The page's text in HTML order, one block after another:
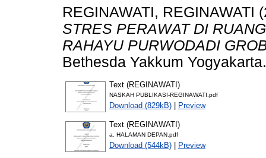
REGINAWATI, REGINAWATI
STRES PERAWAT DI
RAHAYU PURWODADI
Bethesda Yakkum Yogyakarta.
Text (REGINAWATI)
NASKAH PUBLIKASI-REGINAWATI.pdf
Download (829kB) | Preview
Text (REGINAWATI)
a. HALAMAN DEPAN.pdf
Download (544kB) | Preview